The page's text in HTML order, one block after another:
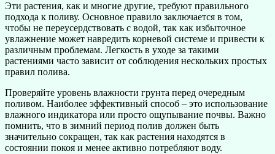
Эти растения, как и многие другие, требуют правильного
подхода к поливу. Основное правило заключается в том,
чтобы не переусердствовать с водой, так как избыточное
увлажнение может навредить корневой системе и привести к
различным проблемам. Легкость в уходе за такими
растениями часто зависит от соблюдения нескольких простых
правил полива.
Проверяйте уровень влажности грунта перед очередным
поливом. Наиболее эффективный способ – это использование
влажного индикатора или просто ощупывание почвы. Важно
помнить, что в зимний период полив должен быть
значительно сокращен, так как растения находятся в
состоянии покоя и менее активно потребляют воду.